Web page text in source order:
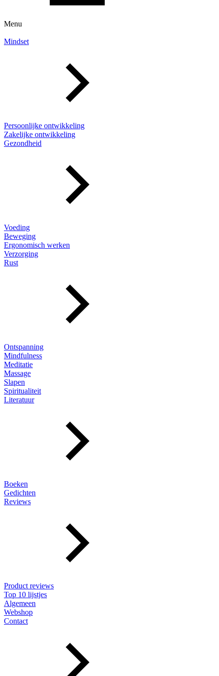
Menu
Mindset
Persoonlijke ontwikkeling
Zakelijke ontwikkeling
Gezondheid
Voeding
Beweging
Ergonomisch werken
Verzorging
Rust
Ontspanning
Mindfulness
Meditatie
Massage
Slapen
Spiritualiteit
Literatuur
Boeken
Gedichten
Reviews
Product reviews
Top 10 lijstjes
Algemeen
Webshop
Contact